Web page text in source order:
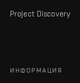
Project Discovery
ИНФОРМАЦИЯ